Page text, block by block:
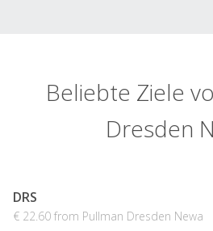
Beliebte Ziele
Dresden
DRS
€ 22.60 from Pullman Dresden Newa